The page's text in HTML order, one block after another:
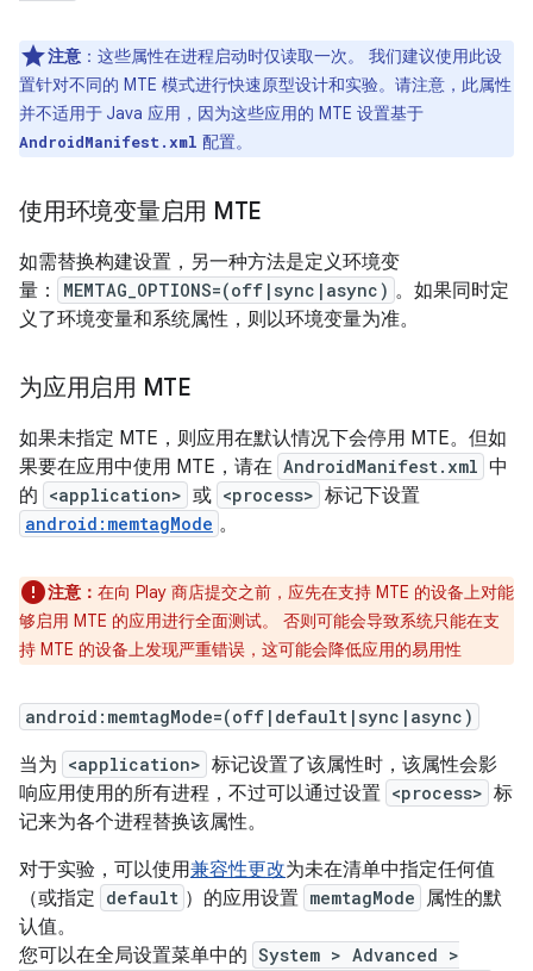
注意 ：这些属性在进程启动时仅读取一次。 我们建议使用此设
置针对不同的 MTE 模式进行快速原型设计和实验。请注意，此属性
并不适用于 Java 应用，因为这些应用的 MTE 设置基于
AndroidManifest.xml 配置。
使用环境变量启用 MTE
如需替换构建设置，另一种方法是定义环境变
量：
MEMTAG_OPTIONS=(off|sync|async) 。如果同时定
义了环境变量和系统属性，则以环境变量为准。
为应用启用 MTE
如果未指定 MTE，则应用在默认情况下会停用 MTE。但如
果要在应用中使用 MTE，请在 AndroidManifest.xml 中
的 <application> 或 <process> 标记下设置
android:memtagMode 。
注意： 在向 Play 商店提交之前，应先在支持 MTE 的设备上对能
够启用 MTE 的应用进行全面测试。 否则可能会导致系统只能在支
持 MTE 的设备上发现严重错误，这可能会降低应用的易用性
android:memtagMode=(off|default|sync|async)
当为 <application> 标记设置了该属性时，该属性会影
响应用使用的所有进程，不过可以通过设置 <process> 标
记来为各个进程替换该属性。
对于实验，可以使用兼容性更改为未在清单中指定任何值
（或指定 default ）的应用设置 memtagMode 属性的默
认值。
您可以在全局设置菜单中的 System > Advanced >